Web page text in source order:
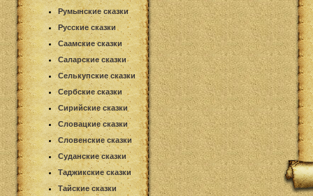
Румынские сказки
Русские сказки
Саамские сказки
Саларские сказки
Селькупские сказки
Сербские сказки
Сирийские сказки
Словацкие сказки
Словенские сказки
Суданские сказки
Таджикские сказки
Тайские сказки